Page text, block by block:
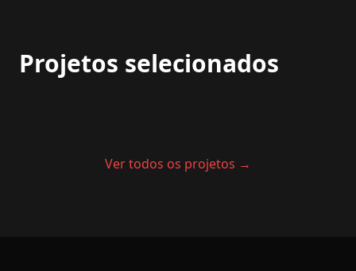
Projetos selecionados
Ver todos os projetos →